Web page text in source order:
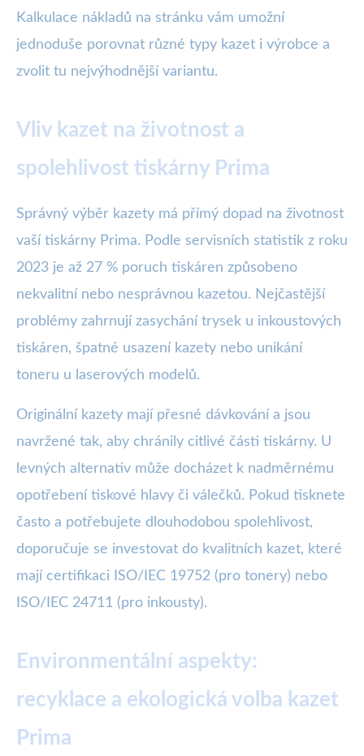
Kalkulace nákladů na stránku vám umožní
jednoduše porovnat různé typy kazet i výrobce a
zvolit tu nejvýhodnější variantu.
Vliv kazet na životnost a
spolehlivost tiskárny Prima
Správný výběr kazety má přímý dopad na životnost
vaší tiskárny Prima. Podle servisních statistik z roku
2023 je až 27 % poruch tiskáren způsobeno
nekvalitní nebo nesprávnou kazetou. Nejčastější
problémy zahrnují zasychání trysek u inkoustových
tiskáren, špatné usazení kazety nebo unikání
toneru u laserových modelů.
Originální kazety mají přesné dávkování a jsou
navržené tak, aby chránily citlivé části tiskárny. U
levných alternativ může docházet k nadměrnému
opotřebení tiskové hlavy či válečků. Pokud tisknete
často a potřebujete dlouhodobou spolehlivost,
doporučuje se investovat do kvalitních kazet, které
mají certifikaci ISO/IEC 19752 (pro tonery) nebo
ISO/IEC 24711 (pro inkousty).
Environmentální aspekty:
recyklace a ekologická volba kazet
Prima